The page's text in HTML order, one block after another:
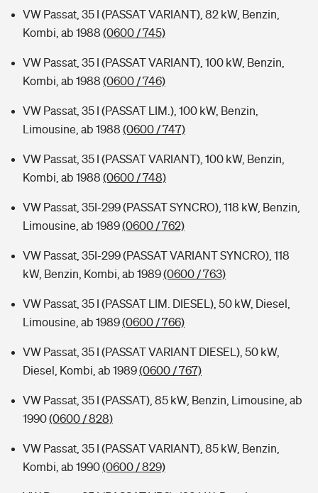
VW Passat, 35 I (PASSAT VARIANT), 82 kW, Benzin,
Kombi, ab 1988 (0600 / 745)
VW Passat, 35 I (PASSAT VARIANT), 100 kW, Benzin,
Kombi, ab 1988 (0600 / 746)
VW Passat, 35 I (PASSAT LIM.), 100 kW, Benzin,
Limousine, ab 1988 (0600 / 747)
VW Passat, 35 I (PASSAT VARIANT), 100 kW, Benzin,
Kombi, ab 1988 (0600 / 748)
VW Passat, 35I-299 (PASSAT SYNCRO), 118 kW, Benzin,
Limousine, ab 1989(0600 / 762)
VW Passat, 35I-299 (PASSAT VARIANT SYNCRO), 118
kW, Benzin, Kombi, ab 1989(0600 / 763)
VW Passat, 35 I (PASSAT LIM. DIESEL), 50 kW, Diesel,
Limousine, ab 1989(0600 / 766)
VW Passat, 35 I (PASSAT VARIANT DIESEL), 50 kW,
Diesel, Kombi, ab 1989(0600 / 767)
VW Passat, 35 I (PASSAT), 85 kW, Benzin, Limousine, ab
1990(0600 / 828)
VW Passat, 35 I (PASSAT VARIANT), 85 kW, Benzin,
Kombi, ab 1990(0600 / 829)